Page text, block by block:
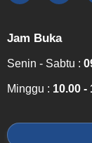
Jam Buka
Senin - Sabtu :
Minggu : 10.00 -